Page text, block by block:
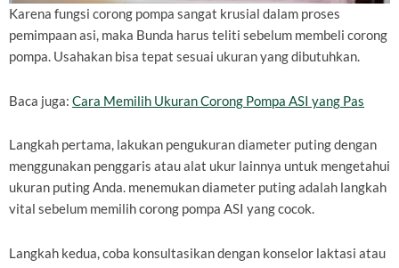
Karena fungsi corong pompa sangat krusial dalam proses
pemimpaan asi, maka Bunda harus teliti sebelum membeli corong
pompa. Usahakan bisa tepat sesuai ukuran yang dibutuhkan.
Baca juga: Cara Memilih Ukuran Corong Pompa ASI yang Pas
Langkah pertama, lakukan pengukuran diameter puting dengan
menggunakan penggaris atau alat ukur lainnya untuk mengetahui
ukuran puting Anda. menemukan diameter puting adalah langkah
vital sebelum memilih corong pompa ASI yang cocok.
Langkah kedua, coba konsultasikan dengan konselor laktasi atau